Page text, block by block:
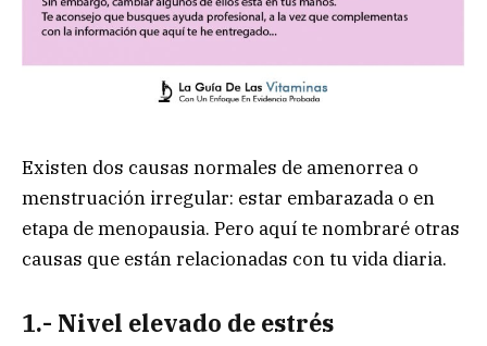
Existen dos causas normales de amenorrea o
menstruación irregular: estar embarazada o en
etapa de menopausia. Pero aquí te nombraré otras
causas que están relacionadas con tu vida diaria.
1.- Nivel elevado de estrés